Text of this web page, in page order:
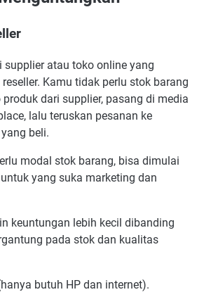
supplier atau toko online yang
Kamu tidak perlu stok barang
dari supplier, pasang di media
lalu teruskan pesanan ke
beli.
modal stok barang, bisa dimulai
yang suka marketing dan
keuntungan lebih kecil dibanding
pada stok dan kualitas
butuh HP dan internet).